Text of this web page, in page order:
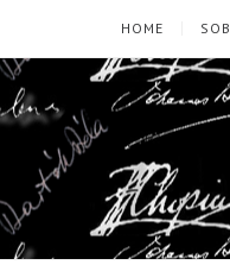
HOME